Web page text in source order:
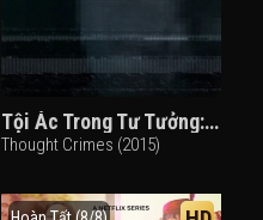
Tội Ác Trong Tư Tưởng: Vụ Án Của Viên Cảnh Sát Ăn Thịt Người
Thought Crimes (2015)